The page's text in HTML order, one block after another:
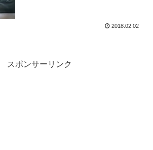
2018.02.02
スポンサーリンク